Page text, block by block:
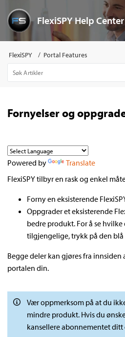
FlexiSPY Help Center
FlexiSPY Portal Features
Fornyelser og
Powered by
Translate
FlexiSPY tilbyr en rask og enkel
Forny en eksisterende
Oppgrader et eksisterende
bedre produkt. For å se
tilgjengelige, trykk på den
Begge deler kan gjøres fra
portalen din.
Vær oppmerksom på at du
mindre produkt. Hvis du
kansellere abonnementet